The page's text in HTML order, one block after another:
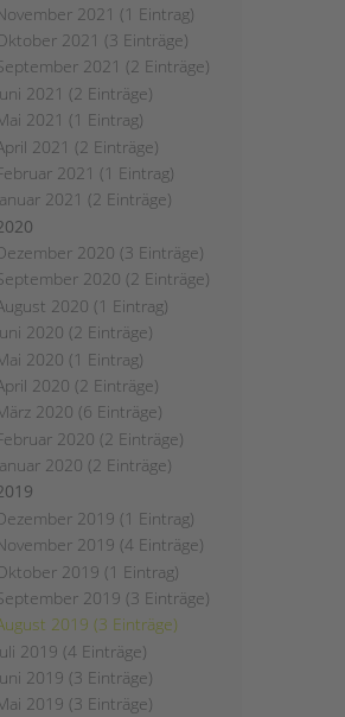
2021 (1 Eintrag)
2021 (3 Einträge)
2021 (2 Einträge)
2021 (2 Einträge)
2021 (1 Eintrag)
2021 (2 Einträge)
2021 (1 Eintrag)
2021 (2 Einträge)
2020 (3 Einträge)
2020 (2 Einträge)
2020 (1 Eintrag)
2020 (2 Einträge)
2020 (1 Eintrag)
2020 (2 Einträge)
2020 (6 Einträge)
2020 (2 Einträge)
2020 (2 Einträge)
2019 (1 Eintrag)
2019 (4 Einträge)
2019 (1 Eintrag)
2019 (3 Einträge)
2019 (3 Einträge)
2019 (4 Einträge)
2019 (3 Einträge)
2019 (3 Einträge)